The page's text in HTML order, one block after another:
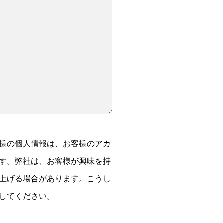
の個人情報は、お客様のアカ
。弊社は、お客様が興味を持
げる場合があります。こうし
てください。